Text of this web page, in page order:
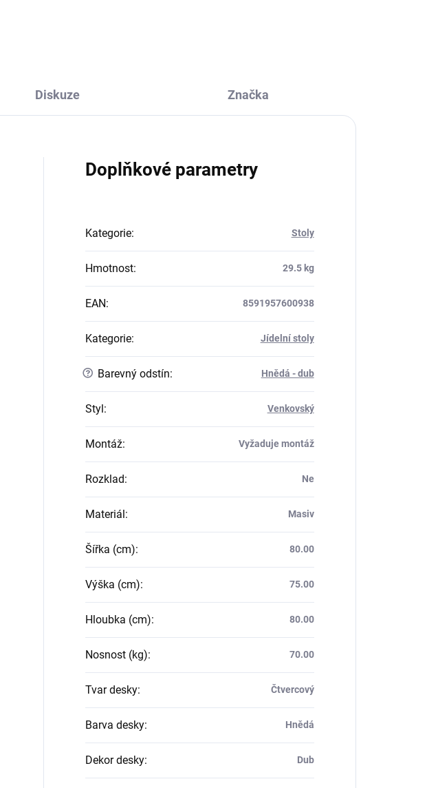
Diskuze Značka
Doplňkové parametry
Kategorie: Stoly
Hmotnost: 29.5 kg
EAN: 8591957600938
Kategorie: Jídelní stoly
? Barevný odstín: Hnědá - dub
Styl: Venkovský
Montáž: Vyžaduje montáž
Rozklad: Ne
Materiál: Masiv
Šířka (cm): 80.00
Výška (cm): 75.00
Hloubka (cm): 80.00
Nosnost (kg): 70.00
Tvar desky: Čtvercový
Barva desky: Hnědá
Dekor desky: Dub